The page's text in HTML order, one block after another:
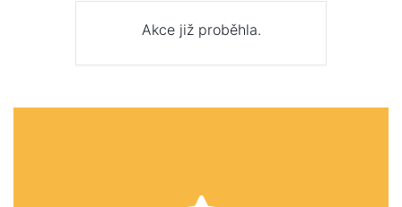
Akce již proběhla.